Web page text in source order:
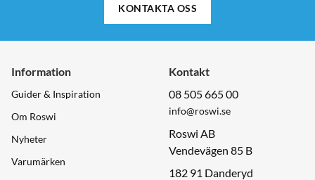
KONTAKTA OSS
Information
Guider & Inspiration
Om Roswi
Nyheter
Varumärken
Kontakt
08 505 665 00
info@roswi.se
Roswi AB
Vendevägen 85 B
182 91 Danderyd